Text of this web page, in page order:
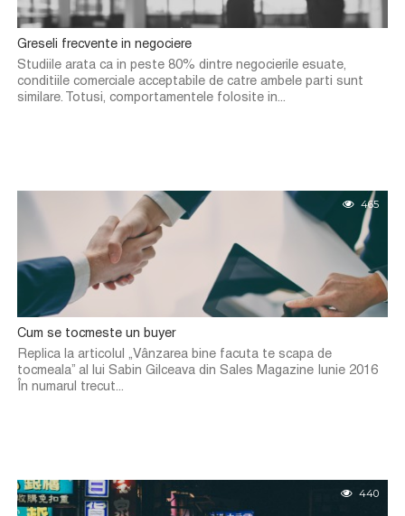
Greseli frecvente in negociere
Studiile arata ca in peste 80% dintre negocierile esuate,
conditiile comerciale acceptabile de catre ambele parti sunt
similare. Totusi, comportamentele folosite in...
465
Cum se tocmeste un buyer
Replica la articolul „Vânzarea bine facuta te scapa de
tocmeala” al lui Sabin Gilceava din Sales Magazine Iunie 2016
În numarul trecut...
440